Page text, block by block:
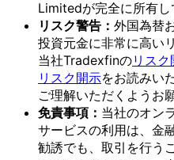
Limitedが完全に所有し
リスク警告： 外国為替
投資元金に非常に高い
当社Tradexfinのリスク
リスク開示をお読みい
ご理解いただく よう お
免責事項： 当社のオン
サービスの利用は、 金
勧誘でも、 取引を行う